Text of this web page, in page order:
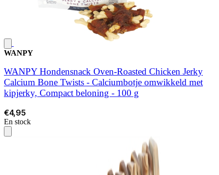
WANPY
WANPY Hondensnack Oven-Roasted Chicken Jerky
Calcium Bone Twists - Calciumbotje omwikkeld met
kipjerky, Compact beloning - 100 g
€4,95
En stock